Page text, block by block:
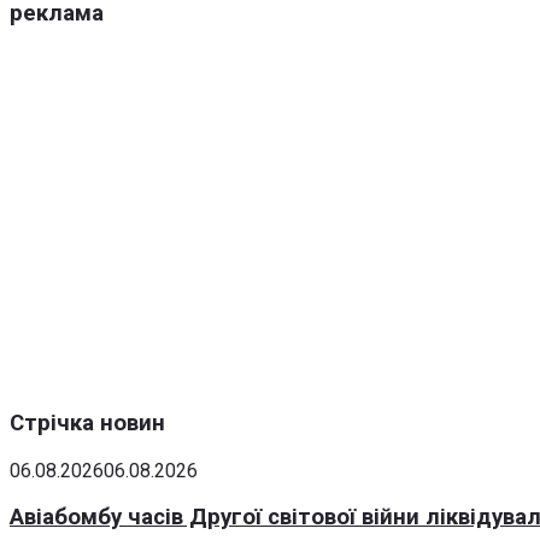
реклама
Стрічка новин
06.08.202606.08.2026
Авіабомбу часів Другої світової війни